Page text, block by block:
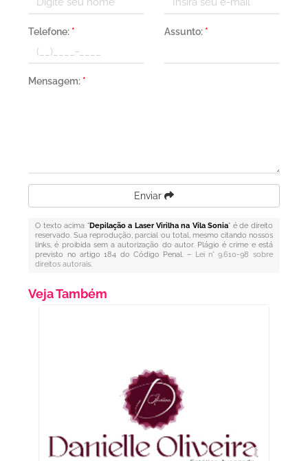
Telefone: * Assunto: *
Mensagem: *
Enviar
O texto acima "Depilação a Laser Virilha na Vila Sonia" é de direito
reservado. Sua reprodução, parcial ou total, mesmo citando nossos
links, é proibida sem a autorização do autor. Plágio é crime e está
previsto no artigo 184 do Código Penal. – Lei n° 9.610-98 sobre
direitos autorais.
Veja Também